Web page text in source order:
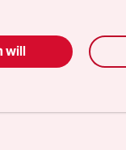
unterstützen
will